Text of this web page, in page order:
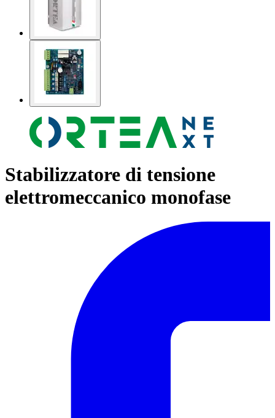
Stabilizzatore di tensione
elettromeccanico monofase